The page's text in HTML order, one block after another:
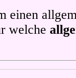
einen
welche